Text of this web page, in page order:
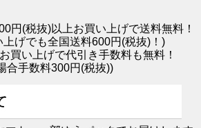
円(税抜)以上お買い上げで送料無料！
げでも全国送料600円(税抜)！)
買い上げで代引き手数料も無料！
合手数料300円(税抜))